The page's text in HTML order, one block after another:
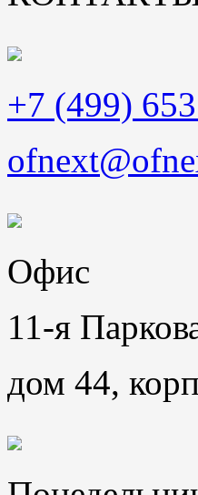
+7 (499)
Офис
11-я
дом 44,